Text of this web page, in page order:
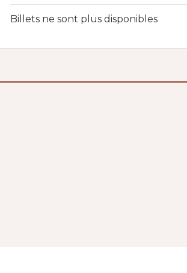
Billets ne sont plus disponibles